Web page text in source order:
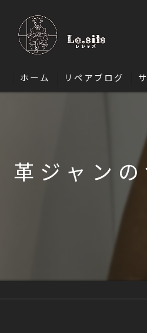
ホーム リペアブログ
革ジャン